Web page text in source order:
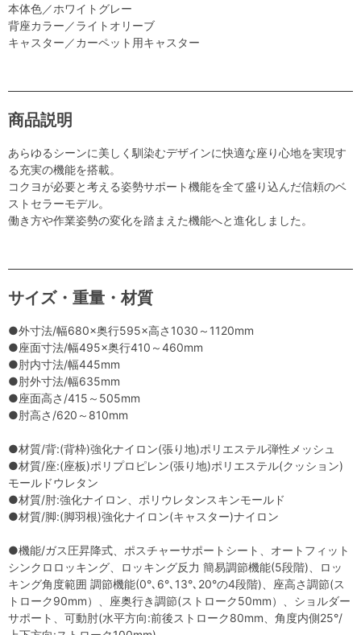
本体色／ホワイトグレー
背座カラー／ライトオリーブ
キャスター／カーペット用キャスター
商品説明
あらゆるシーンに美しく馴染むデザインに快適な座り心地を実現す
る充実の機能を搭載。
コクヨが必要と考える姿勢サポート機能を全て盛り込んだ信頼のベ
ストセラーモデル。
働き方や作業姿勢の変化を踏まえた機能へと進化しました。
サイズ・重量・材質
●外寸法/幅680×奥行595×高さ1030～1120mm
●座面寸法/幅495×奥行410～460mm
●肘内寸法/幅445mm
●肘外寸法/幅635mm
●座面高さ/415～505mm
●肘高さ/620～810mm
●材質/背:(背枠)強化ナイロン(張り地)ポリエステル弾性メッシュ
●材質/座:(座板)ポリプロピレン(張り地)ポリエステル(クッション)
モールドウレタン
●材質/肘:強化ナイロン、ポリウレタンスキンモールド
●材質/脚:(脚羽根)強化ナイロン(キャスター)ナイロン
●機能/ガス圧昇降式、ポスチャーサポートシート、オートフィット
シンクロロッキング、ロッキング反力 簡易調節機能(5段階)、ロッ
キング角度範囲 調節機能(0°､6°､13°､20°の4段階)、座高さ調節(ス
トローク90mm）、座奥行き調節(ストローク50mm）、ショルダー
サポート、可動肘(水平方向:前後ストローク80mm、角度内側25°/